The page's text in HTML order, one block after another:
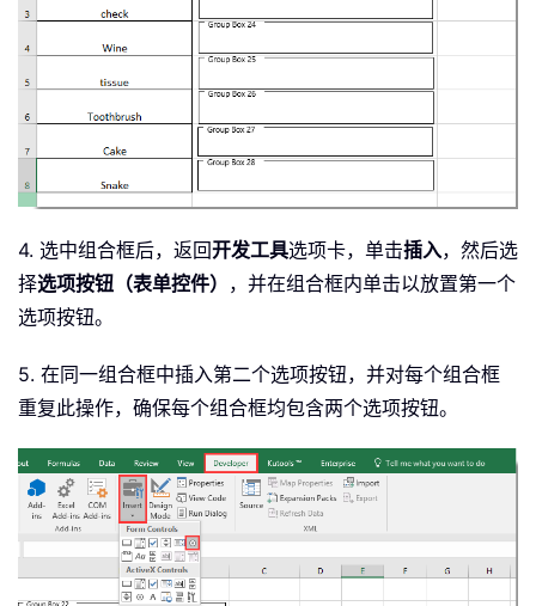
4. 选中组合框后，返回开发工具选项卡，单击插入，然后选
择选项按钮（表单控件） ，并在组合框内单击以放置第一个
选项按钮。
5. 在同一组合框中插入第二个选项按钮，并对每个组合框
重复此操作，确保每个组合框均包含两个选项按钮。